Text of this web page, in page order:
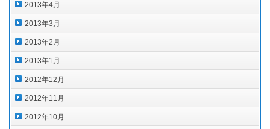
2013年4月
2013年3月
2013年2月
2013年1月
2012年12月
2012年11月
2012年10月